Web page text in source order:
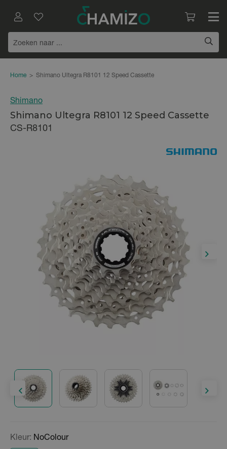
Home > Shimano Ultegra R8101 12 Speed Cassette
Shimano
Shimano Ultegra R8101 12 Speed Cassette
CS-R8101
Kleur: NoColour